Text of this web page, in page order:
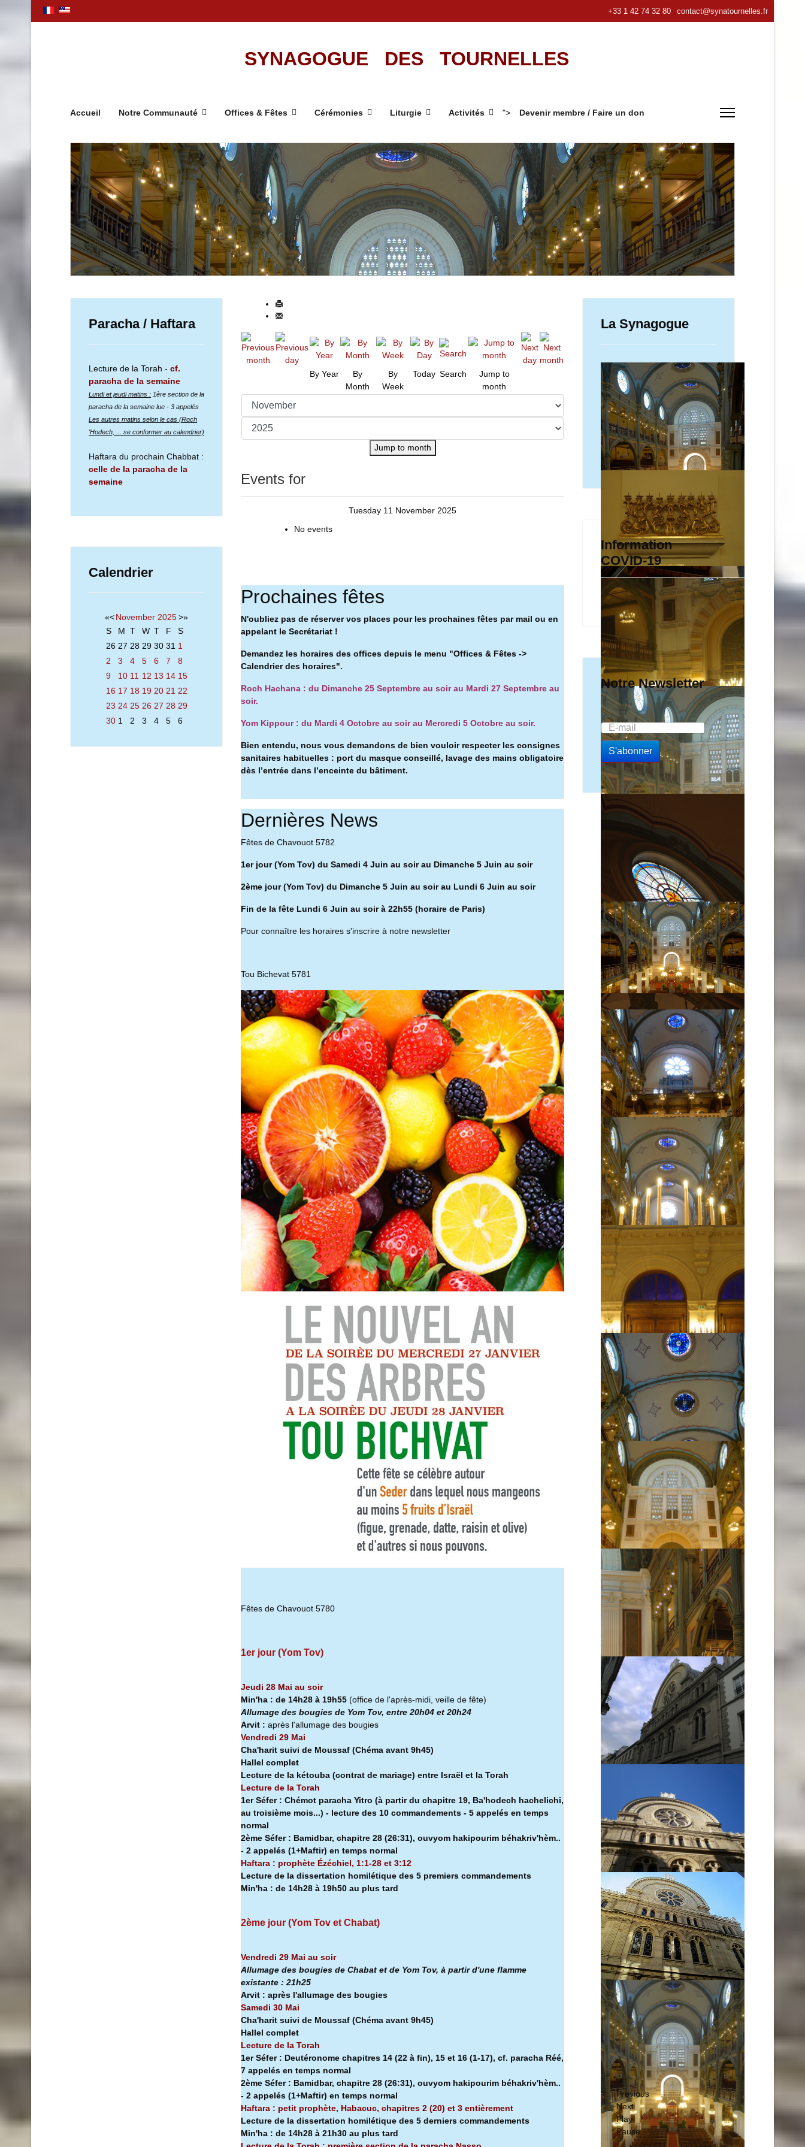
+33 1 42 74 32 80 contact@synatournelles.fr
SYNAGOGUE DES TOURNELLES
Accueil Notre Communauté Offices & Fêtes Cérémonies Liturgie Activités "> Devenir membre / Faire un don
Paracha / Haftara
Lecture de la Torah - cf.
paracha de la semaine
Lundi et jeudi matins : 1ère section de la
paracha de la semaine lue - 3 appelés
Les autres matins selon le cas (Roch
'Hodech, ... se conformer au calendrier)
Haftara du prochain Chabbat :
celle de la paracha de la
semaine
Calendrier
«< November 2025>»
S
M T W T F
S
26 27 28 29 30 31 1
2
3 4 5 6 7
8
9
10 11 12 13 14 15
16 17 18 19 20 21 22
23 24 25 26 27 28 29
30 1 2 3 4 5 6
By Year
By
Month
By
Week
Today Search
Jump to
month
Jump to month
Events for
Tuesday 11 November 2025
No events
Prochaines fêtes
N'oubliez pas de réserver vos places pour les prochaines fêtes par mail ou en
appelant le Secrétariat !
Demandez les horaires des offices depuis le menu "Offices & Fêtes ->
Calendrier des horaires".
Roch Hachana : du Dimanche 25 Septembre au soir au Mardi 27 Septembre au
soir.
Yom Kippour : du Mardi 4 Octobre au soir au Mercredi 5 Octobre au soir.
Bien entendu, nous vous demandons de bien vouloir respecter les consignes
sanitaires habituelles : port du masque conseillé, lavage des mains obligatoire
dès l’entrée dans l’enceinte du bâtiment.
Dernières News
Fêtes de Chavouot 5782
1er jour (Yom Tov) du Samedi 4 Juin au soir au Dimanche 5 Juin au soir
2ème jour (Yom Tov) du Dimanche 5 Juin au soir au Lundi 6 Juin au soir
Fin de la fête Lundi 6 Juin au soir à 22h55 (horaire de Paris)
Pour connaître les horaires s'inscrire à notre newsletter
Tou Bichevat 5781
Fêtes de Chavouot 5780
1er jour (Yom Tov)
Jeudi 28 Mai au soir
Min'ha : de 14h28 à 19h55 (office de l'après-midi, veille de fête)
Allumage des bougies de Yom Tov, entre 20h04 et 20h24
Arvit : après l'allumage des bougies
Vendredi 29 Mai
Cha'harit suivi de Moussaf (Chéma avant 9h45)
Hallel complet
Lecture de la kétouba (contrat de mariage) entre Israël et la Torah
Lecture de la Torah
1er Séfer : Chémot paracha Yitro (à partir du chapitre 19, Ba'hodech hachelichi,
au troisième mois...) - lecture des 10 commandements - 5 appelés en temps
normal
2ème Séfer : Bamidbar, chapitre 28 (26:31), ouvyom hakipourim béhakriv'hèm..
- 2 appelés (1+Maftir) en temps normal
Haftara : prophète Ézéchiel, 1:1-28 et 3:12
Lecture de la dissertation homilétique des 5 premiers commandements
Min'ha : de 14h28 à 19h50 au plus tard
2ème jour (Yom Tov et Chabat)
Vendredi 29 Mai au soir
Allumage des bougies de Chabat et de Yom Tov, à partir d'une flamme
existante :21h25
Arvit : après l'allumage des bougies
Samedi 30 Mai
Cha'harit suivi de Moussaf (Chéma avant 9h45)
Hallel complet
Lecture de la Torah
1er Séfer : Deutéronome chapitres 14 (22 à fin), 15 et 16 (1-17), cf. paracha Réé,
7 appelés en temps normal
2ème Séfer : Bamidbar, chapitre 28 (26:31), ouvyom hakipourim béhakriv'hèm..
- 2 appelés (1+Maftir) en temps normal
Haftara : petit prophète, Habacuc, chapitres 2 (20) et 3 entièrement
Lecture de la dissertation homilétique des 5 derniers commandements
Min'ha : de 14h28 à 21h30 au plus tard
La Synagogue
Information
COVID-19
Notre Newsletter